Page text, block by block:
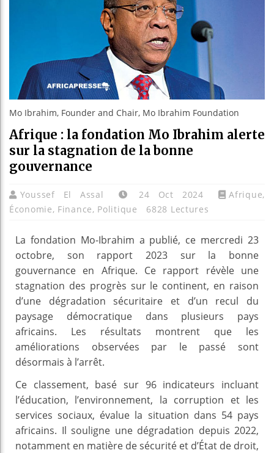
Mo Ibrahim, Founder and Chair, Mo Ibrahim Foundation
Afrique : la fondation Mo Ibrahim alerte
sur la stagnation de la bonne
gouvernance
Youssef El Assal 24 Oct 2024 Afrique,
Économie, Finance, Politique 6828 Lectures
La fondation Mo-Ibrahim a publié, ce mercredi 23
octobre, son rapport 2023 sur la bonne
gouvernance en Afrique. Ce rapport révèle une
stagnation des progrès sur le continent, en raison
d’une dégradation sécuritaire et d’un recul du
paysage démocratique dans plusieurs pays
africains. Les résultats montrent que les
améliorations observées par le passé sont
désormais à l’arrêt.
Ce classement, basé sur 96 indicateurs incluant
l’éducation, l’environnement, la corruption et les
services sociaux, évalue la situation dans 54 pays
africains. Il souligne une dégradation depuis 2022,
notamment en matière de sécurité et d’État de droit,